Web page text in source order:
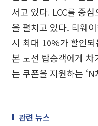
서고 있다. LCC를 중
을 펼치고 있다. 티웨
시 최대 10%가 할인
본 노선 탑승객에게 차
는 쿠폰을 지원하는
관련 뉴스